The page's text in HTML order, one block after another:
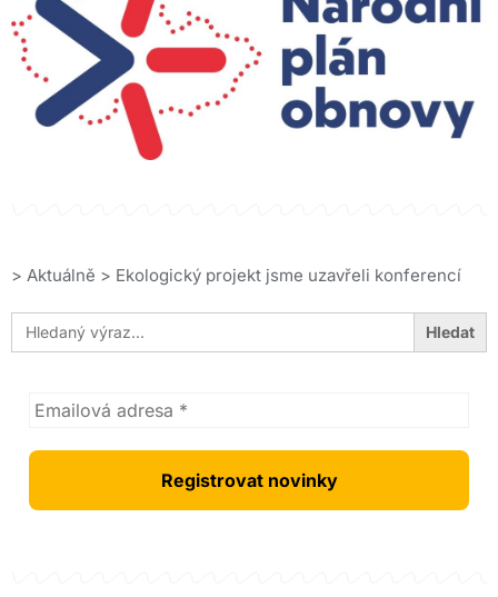
> Aktuálně > Ekologický projekt jsme uzavřeli konferencí
Search
for: